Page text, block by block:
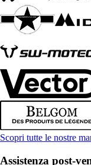
Scopri tutte le nostre
Assistenza post-